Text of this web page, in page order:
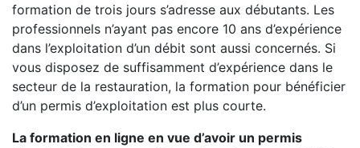
formation de trois jours s’adresse aux débutants. Les
professionnels n’ayant pas encore 10 ans d’expérience
dans l’exploitation d’un débit sont aussi concernés. Si
vous disposez de suffisamment d’expérience dans le
secteur de la restauration, la formation pour bénéficier
d’un permis d’exploitation est plus courte.
La formation en ligne en vue d’avoir un permis